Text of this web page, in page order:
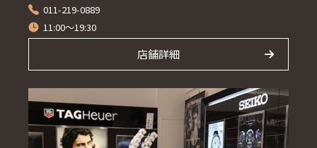
011-219-0889
11:00～19:30
店舗詳細